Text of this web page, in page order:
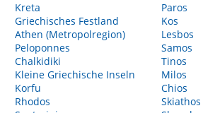
Kreta
Griechisches Festland
Athen (Metropolregion)
Peloponnes
Chalkidiki
Kleine Griechische Inseln
Korfu
Rhodos
Paros
Kos
Lesbos
Samos
Tinos
Milos
Chios
Skiathos